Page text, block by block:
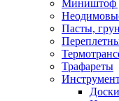
Миништоф
Пасты,
Трафареты